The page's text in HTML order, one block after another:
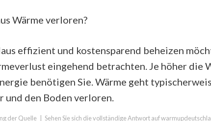
Wärme verloren?
effizient und kostensparend beheizen
eingehend betrachten. Je höher die
benötigen Sie. Wärme geht
und den Boden verloren.
der Quelle Sehen Sie sich die vollständige Antwort auf